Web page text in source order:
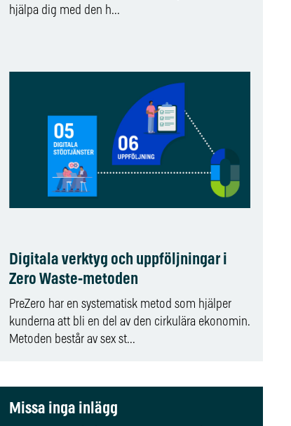
hjälpa dig med den h...
Digitala verktyg och uppföljningar i
Zero Waste-metoden
PreZero har en systematisk metod som hjälper
kunderna att bli en del av den cirkulära ekonomin.
Metoden består av sex st...
Missa inga inlägg